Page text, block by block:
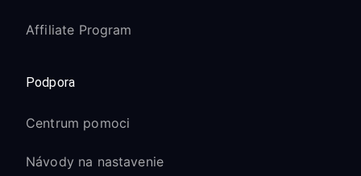
Affiliate Program
Podpora
Centrum pomoci
Návody na nastavenie